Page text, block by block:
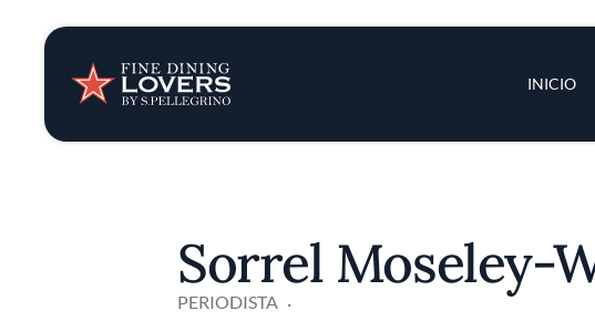
INICIO
Opinión y noticias
Recetas
Series
Sorrel Moseley-
PERIODISTA